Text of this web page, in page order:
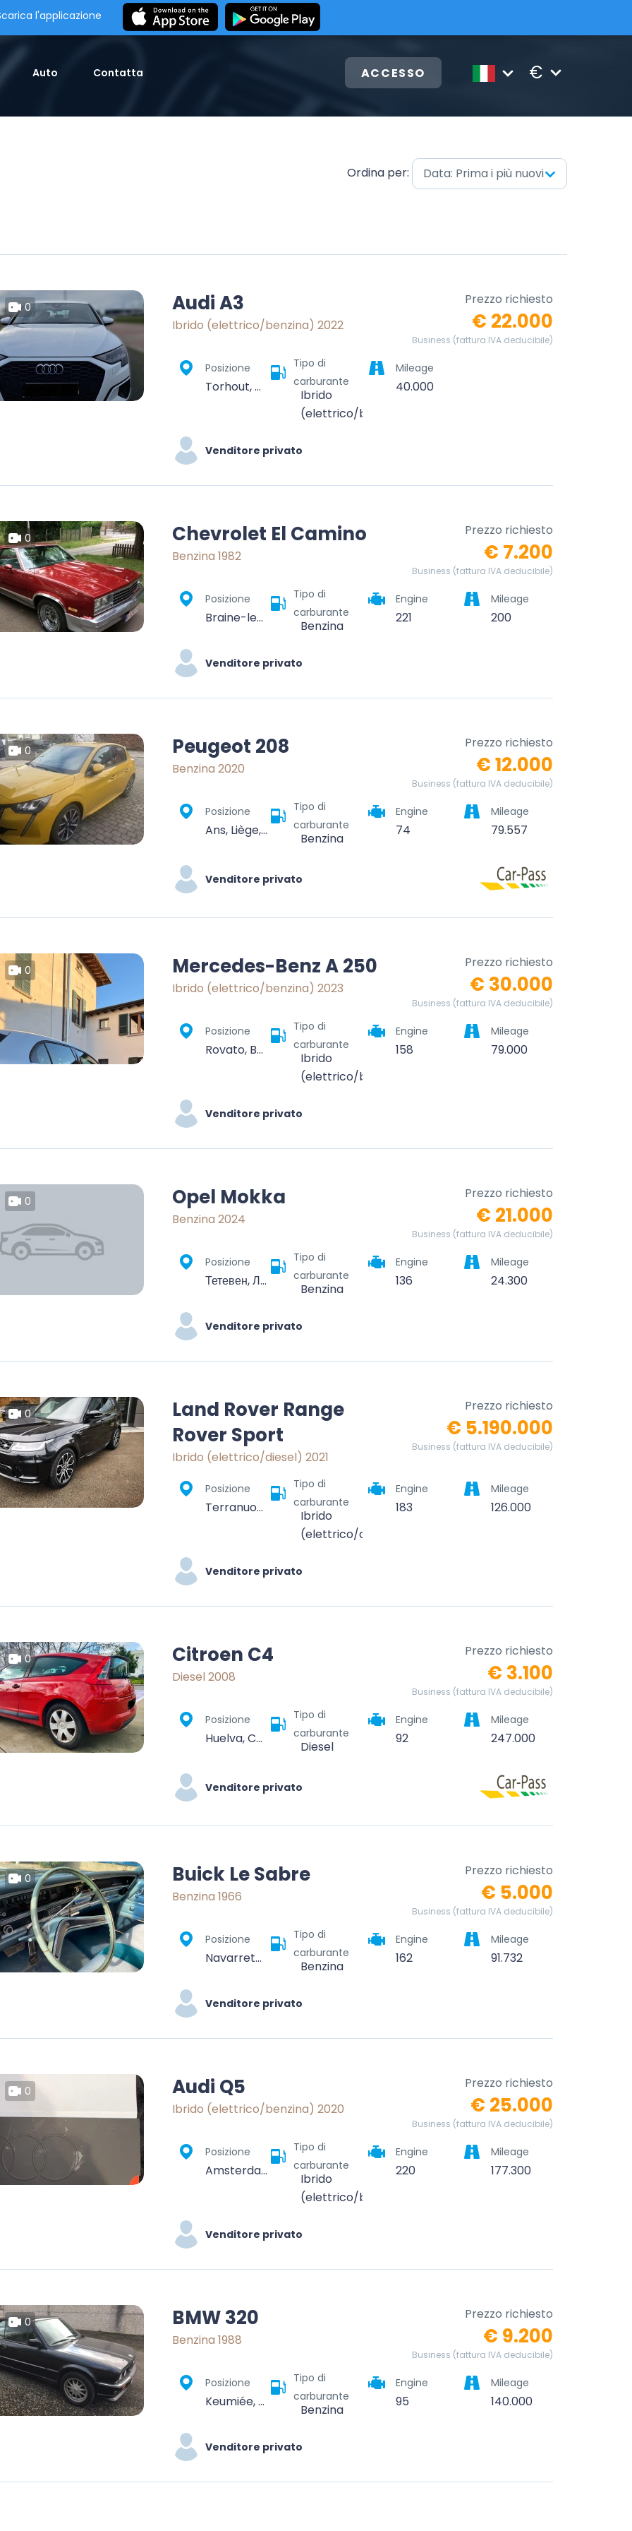
l'applicazione
Auto Contatta ACCESSO €
Ordina per: Data: Prima i più nuovi
0 Audi A3
Ibrido (elettrico/benzina) 2022
Prezzo richiesto
€ 22.000
Business (fattura IVA deducibile)
Posizione
Torhout, Brugge, West-Vlaanderen, Vlaanderen, 8820, België
Tipo di
carburante
Ibrido
(elettrico/benzina)
Mileage
40.000
Venditore privato
0 Chevrolet El Camino
Benzina 1982
Prezzo richiesto
€ 7.200
Business (fattura IVA deducibile)
Posizione
Braine-le-Comte, Soignies, Hainaut, Wallonia, 7090, Belgium
Tipo di
carburante
Benzina
Engine
221
Mileage
200
Venditore privato
0 Peugeot 208
Benzina 2020
Prezzo richiesto
€ 12.000
Business (fattura IVA deducibile)
Posizione
Ans, Liège, Wallonia, 4430, Belgium
Tipo di
carburante
Benzina
Engine
74
Mileage
79.557
Venditore privato
0 Mercedes-Benz A 250
Ibrido (elettrico/benzina) 2023
Prezzo richiesto
€ 30.000
Business (fattura IVA deducibile)
Posizione
Rovato, Brescia, Lombardia, 25038, Italia
Tipo di
carburante
Ibrido
(elettrico/benzina)
Engine
158
Mileage
79.000
Venditore privato
0 Opel Mokka
Benzina 2024
Prezzo richiesto
€ 21.000
Business (fattura IVA deducibile)
Posizione
Тетевен, Ловеч, България
Tipo di
carburante
Benzina
Engine
136
Mileage
24.300
Venditore privato
0
Land Rover Range
Rover Sport
Ibrido (elettrico/diesel) 2021
Prezzo richiesto
€ 5.190.000
Business (fattura IVA deducibile)
Posizione
Terranuova Bracciolini, Arezzo, Toscana, 52028, Italia
Tipo di
carburante
Ibrido
(elettrico/diesel)
Engine
183
Mileage
126.000
Venditore privato
0 Citroen C4
Diesel 2008
Prezzo richiesto
€ 3.100
Business (fattura IVA deducibile)
Posizione
Huelva, Comarca Metropolitana de Huelva, Huelva, Andalucía, España
Tipo di
carburante
Diesel
Engine
92
Mileage
247.000
Venditore privato
0 Buick Le Sabre
Benzina 1966
Prezzo richiesto
€ 5.000
Business (fattura IVA deducibile)
Posizione
Navarrete, La Rioja, España
Tipo di
carburante
Benzina
Engine
162
Mileage
91.732
Venditore privato
0 Audi Q5
Ibrido (elettrico/benzina) 2020
Prezzo richiesto
€ 25.000
Business (fattura IVA deducibile)
Posizione
Amsterdam, Noord-Holland, Nederland
Tipo di
carburante
Ibrido
(elettrico/benzina)
Engine
220
Mileage
177.300
Venditore privato
0 BMW 320
Benzina 1988
Prezzo richiesto
€ 9.200
Business (fattura IVA deducibile)
Posizione
Keumiée, Sambreville, Namur, Wallonia, Belgium
Tipo di
carburante
Benzina
Engine
95
Mileage
140.000
Venditore privato